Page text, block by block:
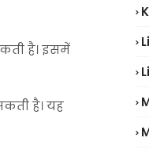
है। इसमें
है। यह